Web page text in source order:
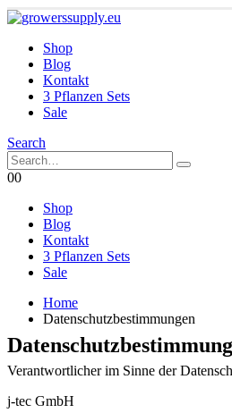
Shop
Blog
Kontakt
3 Pflanzen Sets
Sale
Search
00
Shop
Blog
Kontakt
3 Pflanzen Sets
Sale
Home
Datenschutzbestimmungen
Verantwortlicher im Sinne der
j-tec GmbH